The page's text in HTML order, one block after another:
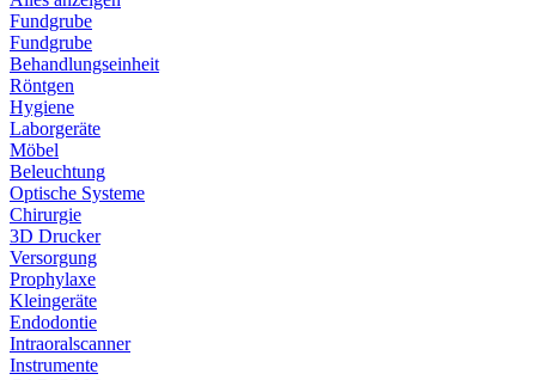
Fundgrube
Fundgrube
Behandlungseinheit
Röntgen
Hygiene
Laborgeräte
Möbel
Beleuchtung
Optische Systeme
Chirurgie
3D Drucker
Versorgung
Prophylaxe
Kleingeräte
Endodontie
Intraoralscanner
Instrumente